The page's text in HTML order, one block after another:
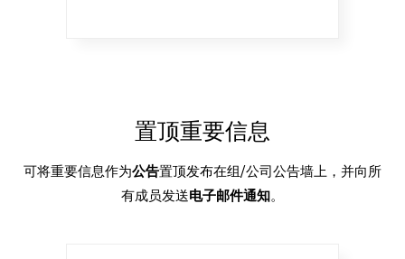
置顶重要信息
可将重要信息作为公告置顶发布在组/公司公告墙上，并向所
有成员发送电子邮件通知。